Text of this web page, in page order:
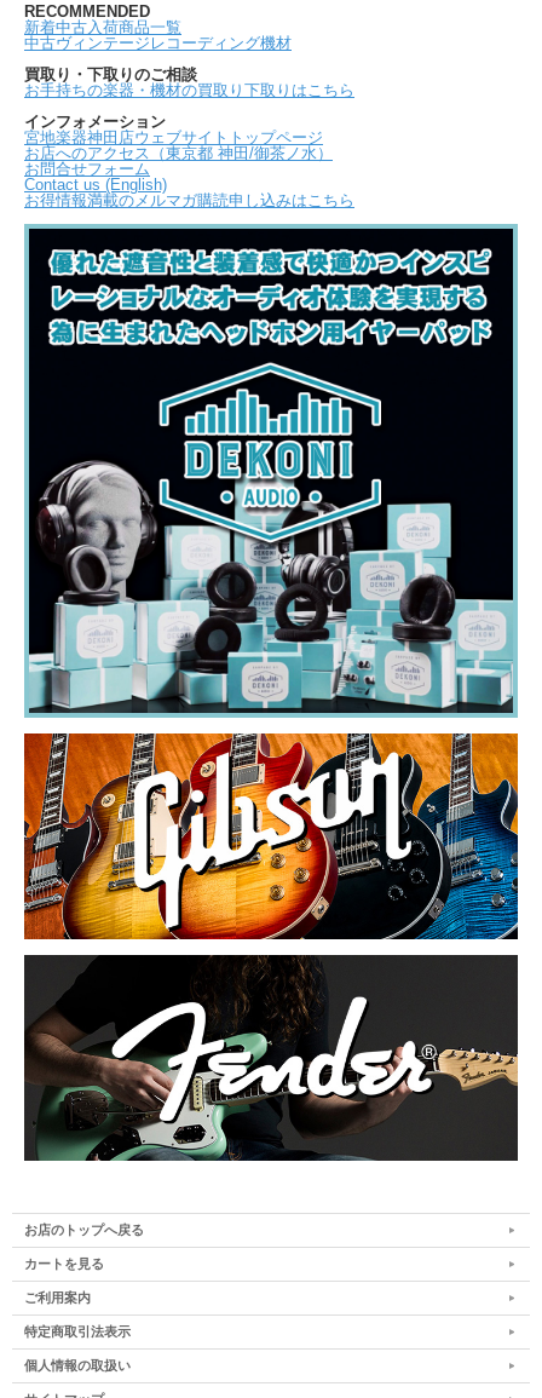
RECOMMENDED
新着中古入荷商品一覧
中古ヴィンテージレコーディング機材
買取り・下取りのご相談
お手持ちの楽器・機材の買取り下取りはこちら
インフォメーション
宮地楽器神田店ウェブサイトトップページ
お店へのアクセス（東京都 神田/御茶ノ水）
お問合せフォーム
Contact us (English)
お得情報満載のメルマガ購読申し込みはこちら
お店のトップへ戻る
カートを見る
ご利用案内
特定商取引法表示
個人情報の取扱い